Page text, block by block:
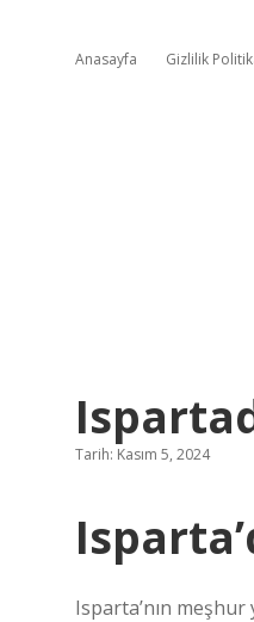
Anasayfa Gizlilik
Tarih: Kasım 5, 2024
Isparta’nın meşhur